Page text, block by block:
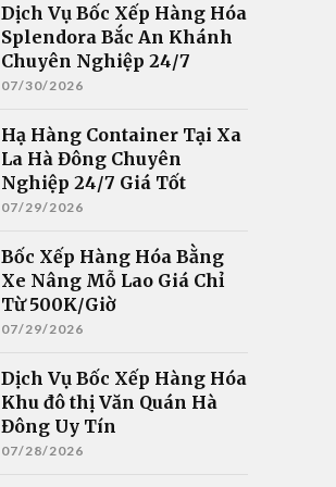
Dịch Vụ Bốc Xếp Hàng Hóa
Splendora Bắc An Khánh
Chuyên Nghiệp 24/7
07/30/2026
Hạ Hàng Container Tại Xa
La Hà Đông Chuyên
Nghiệp 24/7 Giá Tốt
07/29/2026
Bốc Xếp Hàng Hóa Bằng
Xe Nâng Mỗ Lao Giá Chỉ
Từ 500K/Giờ
07/29/2026
Dịch Vụ Bốc Xếp Hàng Hóa
Khu đô thị Văn Quán Hà
Đông Uy Tín
07/28/2026